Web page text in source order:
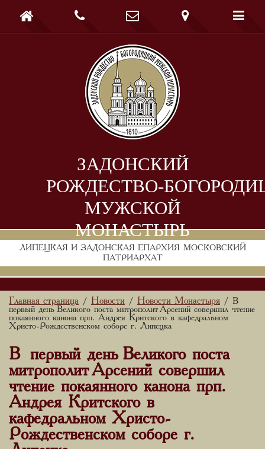
ЗАДОНСКИЙ
РОЖДЕСТВО-
МУЖСКОЙ
МОНАСТЫРЬ
ЛИПЕЦКАЯ И ЗАДОНСКАЯ ЕПАРХИЯ МОСКОВСКИЙ
ПАТРИАРХАТ
    
Главная страница / Новости / Новости Монастыря / В
первый день Великого поста митрополит Арсений совершил чтение
покаянного канона прп. Андрея Критского в кафедральном
Христо-Рождественском соборе г. Липецка
В первый день Великого поста
митрополит Арсений совершил
чтение покаянного канона прп.
Андрея Критского в
кафедральном Христо-
Рождественском соборе г.